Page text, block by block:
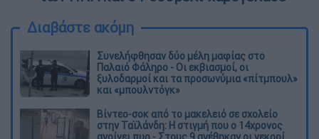
Διαβάστε ακόμη
Συνελήφθησαν δύο μέλη μαφίας στο
Παλαιό Φάληρο - Οι εκβιασμοί, οι
ξυλοδαρμοί και τα προσωνύμια «πίτμπουλ»
και «μπουλντόγκ»
Βίντεο-σοκ από το μακελειό σε σχολείο
στην Ταϊλάνδη: Η στιγμή που ο 14χρονος